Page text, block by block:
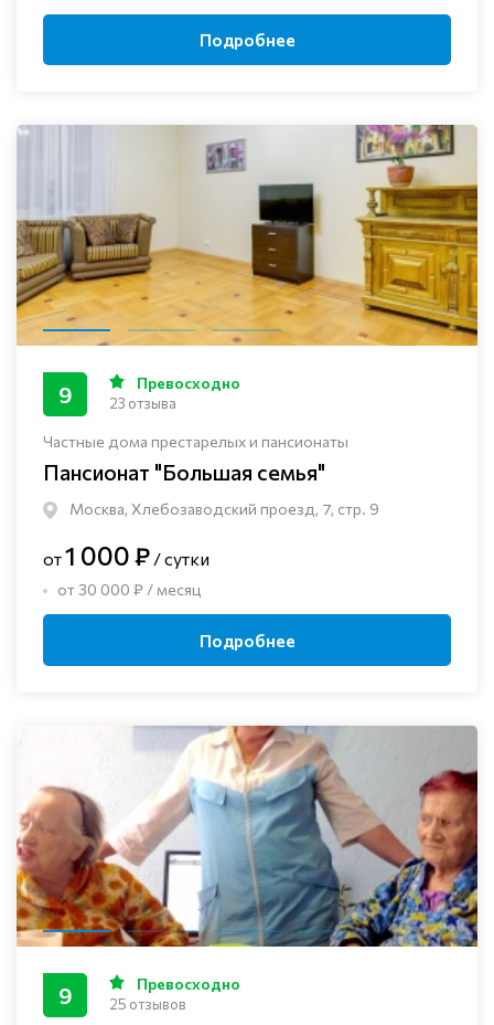
Подробнее
Частные дома престарелых и пансионаты
Пансионат "Большая семья"
Москва, Хлебозаводский проезд, 7, стр. 9
9 Превосходно
23 отзыва
от1 000 ₽ / сутки
от 30 000 ₽ / месяц
Подробнее
9 Превосходно
25 отзывов